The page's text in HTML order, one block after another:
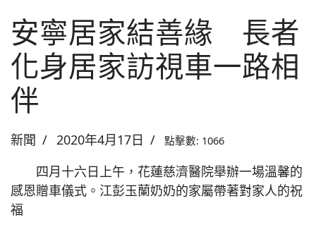
安寧居家結善緣 長者
化身居家訪視車一路相
伴
新聞 2020年4月17日 點擊數: 1066
四月十六日上午，花蓮慈濟醫院舉辦一場溫馨的
感恩贈車儀式。江彭玉蘭奶奶的家屬帶著對家人的祝
福